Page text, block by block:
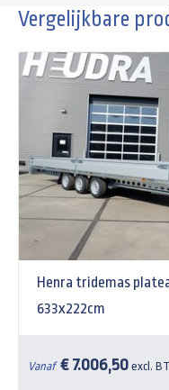
Vergelijkbare
Henra tridemas
633x222cm
Vanaf € 7.006,50 excl.